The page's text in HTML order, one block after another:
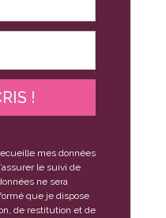
!
mes données
le suivi de
ne sera
que je dispose
de restitution et de